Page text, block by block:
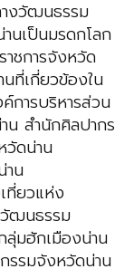
งวัฒนธรรม
นเป็นมรดกโลก
ชการจังหวัด
ที่เกี่ยวข้องใน
ารบริหารส่วน
น สำนักศิลปากร
ดน่าน
าน
ที่ยวแห่ง
ฒนธรรม
มฮักเมืองน่าน
รรมจังหวัดน่าน